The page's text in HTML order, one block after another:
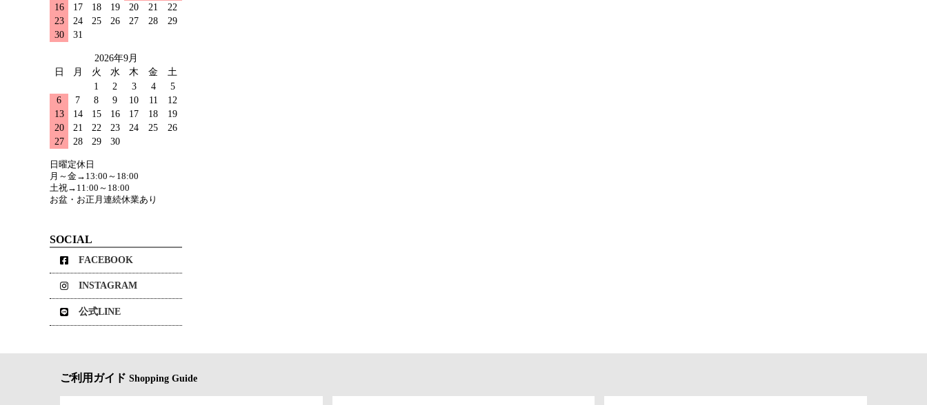
16
17 18 19 20 21
22
23
24 25 26 27 28
29
30
31
2026年9月
日
月 火 水 木 金
土
1
2 3 4
5
6
7 8 9 10 11
12
13
14 15 16 17 18
19
20
21 22 23 24 25
26
27
28 29 30
日曜定休日
月～金→13:00～18:00
土祝→11:00～18:00
お盆・お正月連続休業あり
SOCIAL
FACEBOOK
INSTAGRAM
公式LINE
ご利用ガイド Shopping Guide